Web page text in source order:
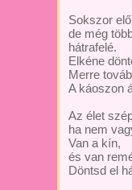
Sokszor
de még
hátrafelé.
Elkéne
Merre
A káoszon
Az élet
ha nem
Van a kín,
és van
Döntsd el